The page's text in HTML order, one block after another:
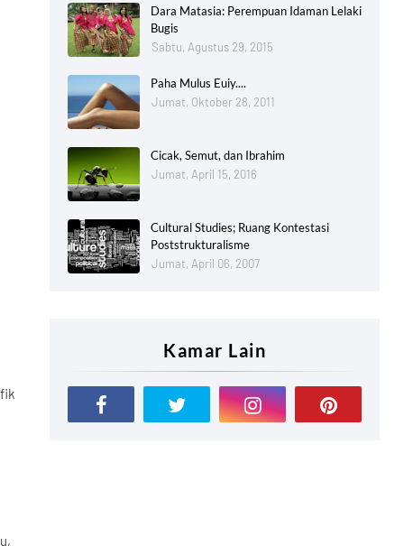
Dara Matasia: Perempuan Idaman Lelaki
Bugis
Sabtu, Agustus 29, 2015
Paha Mulus Euiy....
Jumat, Oktober 28, 2011
Cicak, Semut, dan Ibrahim
Jumat, April 15, 2016
Cultural Studies; Ruang Kontestasi
Poststrukturalisme
Jumat, April 06, 2007
Kamar Lain